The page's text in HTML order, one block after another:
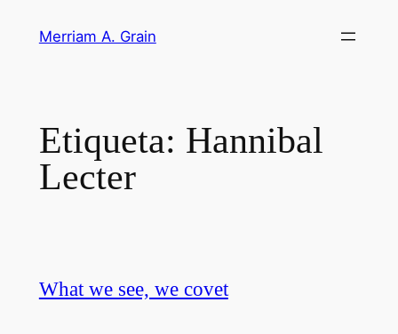
Merriam A. Grain
Etiqueta: Hannibal
Lecter
What we see, we covet